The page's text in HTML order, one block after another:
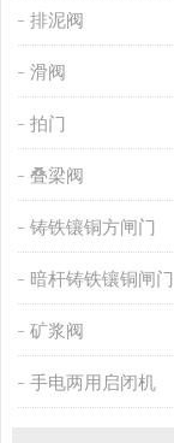
排泥阀
滑阀
拍门
叠梁阀
铸铁镶铜方闸门
暗杆铸铁镶铜闸门
矿浆阀
手电两用启闭机